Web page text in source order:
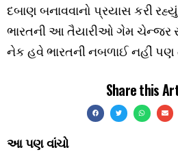
દબાણ બનાવવાનો પ્રયાસ કરી
ભારતની આ તૈયારીઓ ગેમ ચેન્જર
નેક હવે ભારતની નબળાઈ નહીં પણ
Share this
આ પણ વાંચો